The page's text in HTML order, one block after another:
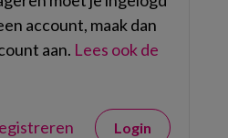
account, maak dan
aan. Lees ook de
Login